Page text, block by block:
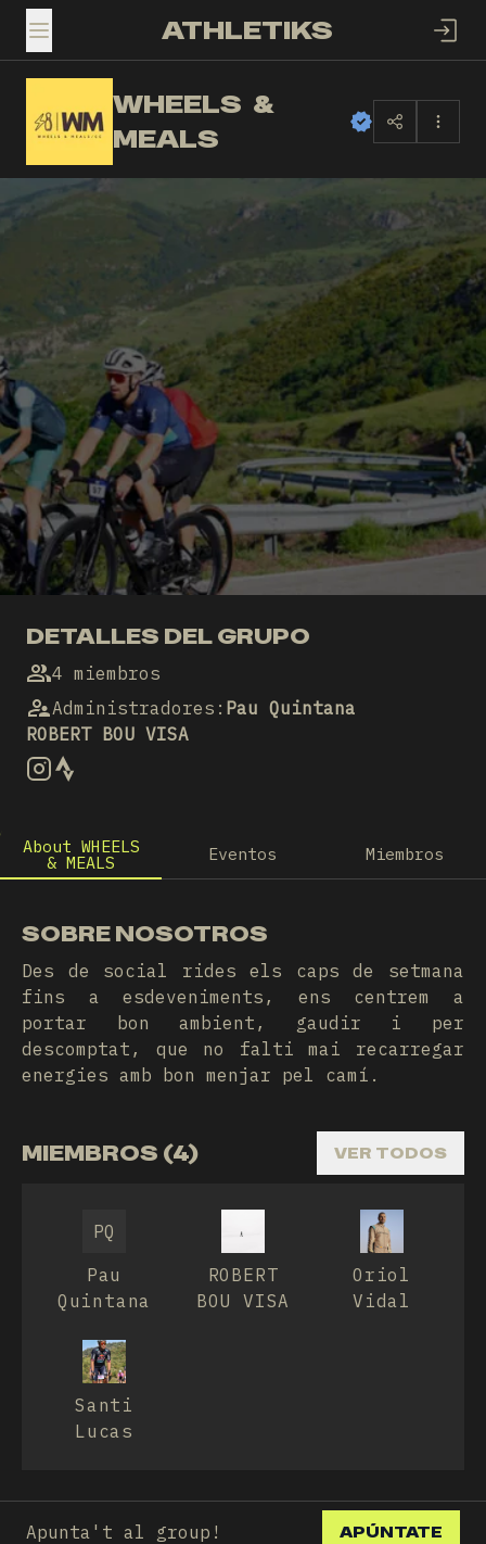
TOGGLE MENUATHLETIKS
W&
WHEELS &
MEALS
DETALLES DEL GRUPO
4 miembros
Administradores : Pau Quintana
ROBERT BOU VISA
About WHEELS
& MEALS Eventos Miembros
SOBRE NOSOTROS
Des de social rides els caps de setmana
fins a esdeveniments, ens centrem a
portar bon ambient, gaudir i per
descomptat, que no falti mai recarregar
energies amb bon menjar pel camí.
MIEMBROS (4) VER TODOS
PQ
Pau
Quintana
ROBERT
BOU VISA
Oriol
Vidal
Santi
Lucas
Apunta't al group! APÚNTATE